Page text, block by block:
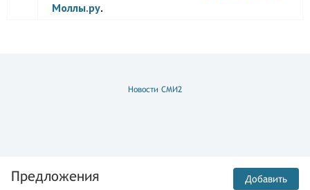
Моллы.ру.
Новости СМИ2
Предложения Добавить